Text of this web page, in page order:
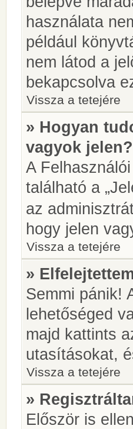
használata
például
nem látod a
bekapcsolva
Vissza a tetejére
» Hogyan
vagyok jelen?
A
található a
az
hogy jelen
Vissza a tetejére
»
Semmi pánik!
lehetőséged
majd kattints
utasításokat,
Vissza a tetejére
»
Először is